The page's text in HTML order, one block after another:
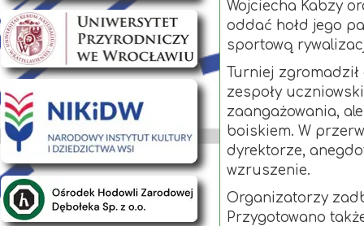
Wojciecha Kabzy
oddać hołd jego
sportową
Turniej
zespoły
zaangażowania,
boiskiem. W
dyrektorze,
wzruszenie.
Organizatorzy
Przygotowano